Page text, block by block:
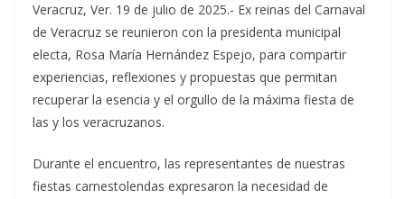
Veracruz, Ver. 19 de julio de 2025.- Ex reinas del Carnaval
de Veracruz se reunieron con la presidenta municipal
electa, Rosa María Hernández Espejo, para compartir
experiencias, reflexiones y propuestas que permitan
recuperar la esencia y el orgullo de la máxima fiesta de
las y los veracruzanos.
Durante el encuentro, las representantes de nuestras
fiestas carnestolendas expresaron la necesidad de